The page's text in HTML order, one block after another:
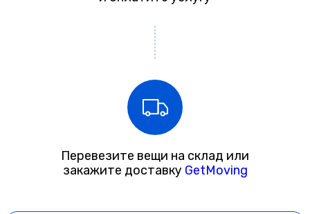
Перевезите вещи на склад или
закажите доставку GetMoving